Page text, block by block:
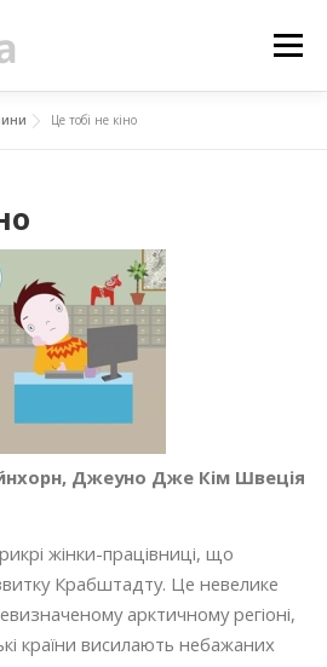
Меню
Це тобі не кіно
Джеуно Дже Кім Швеція
жінки-працівниці, що
Крабштадту. Це невелике
арктичному регіоні,
країни висилають небажаних